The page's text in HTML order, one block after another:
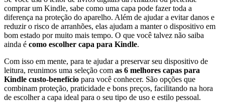
comprar um Kindle, sabe como uma capa pode fazer toda a
diferença na proteção do aparelho. Além de ajudar a evitar danos e
reduzir o risco de arranhões, elas ajudam a manter o dispositivo em
bom estado por muito mais tempo. O que você talvez não saiba
ainda é como escolher capa para Kindle.
Com isso em mente, para te ajudar a preservar seu dispositivo de
leitura, reunimos uma seleção com as 6 melhores capas para
Kindle custo-benefício para você conhecer. São opções que
combinam proteção, praticidade e bons preços, facilitando na hora
de escolher a capa ideal para o seu tipo de uso e estilo pessoal.